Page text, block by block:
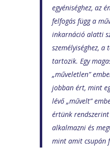
egyéniséghez, az
felfogás függ a
inkarnáció alatti
személyiséghez, a
tartozik. Egy
„műveletlen”
jobban ért, mint
lévő „művelt”
értünk rendszerint
alkalmazni és
mint amit csupán